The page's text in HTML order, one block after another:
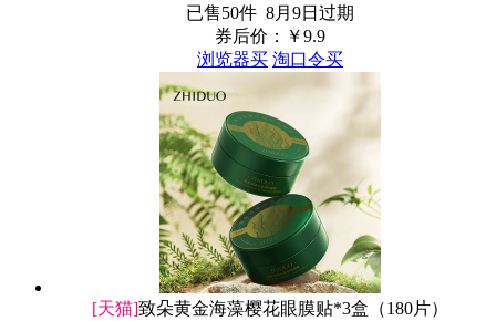
已售50件 8月9日过期
券后价：￥9.9
浏览器买 淘口令买
[天猫]致朵黄金海藻樱花眼膜贴*3盒（180片）